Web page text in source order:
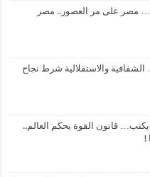
مصر على مر العصور.. مصر
الشفافية والاستقلالية شرط نجاح
قانون القوة يحكم العالم..
!